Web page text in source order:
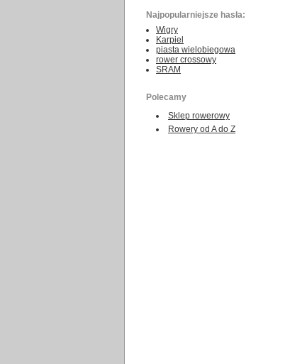
Najpopularniejsze hasła:
Wigry
Karpiel
piasta wielobiegowa
rower crossowy
SRAM
Polecamy
Sklep rowerowy
Rowery od A do Z